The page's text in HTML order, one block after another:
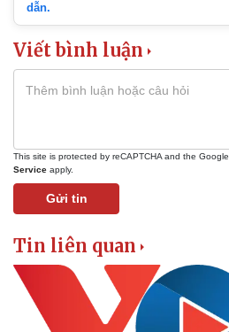
dẫn.
Viết bình luận
This site is protected by reCAPTCHA and the Google
Service apply.
Gửi tin
Tin liên quan